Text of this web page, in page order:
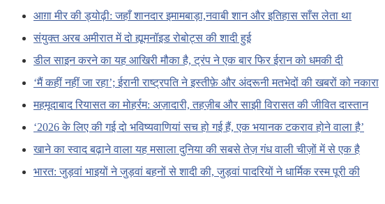
आग़ा मीर की ड्योढ़ी: जहाँ शानदार इमामबाड़ा,नवाबी शान और इतिहास साँस लेता था
संयुक्त अरब अमीरात में दो ह्यूमनॉइड रोबोट्स की शादी हुई
डील साइन करने का यह आखिरी मौका है, ट्रंप ने एक बार फिर ईरान को धमकी दी
‘मैं कहीं नहीं जा रहा’; ईरानी राष्ट्रपति ने इस्तीफ़े और अंदरूनी मतभेदों की खबरों को नकारा
महमूदाबाद रियासत का मोहर्रम: अज़ादारी, तहज़ीब और साझी विरासत की जीवित दास्तान
‘2026 के लिए की गई दो भविष्यवाणियां सच हो गई हैं, एक भयानक टकराव होने वाला है’
खाने का स्वाद बढ़ाने वाला यह मसाला दुनिया की सबसे तेज़ गंध वाली चीज़ों में से एक है
भारत: जुड़वां भाइयों ने जुड़वां बहनों से शादी की, जुड़वां पादरियों ने धार्मिक रस्म पूरी की